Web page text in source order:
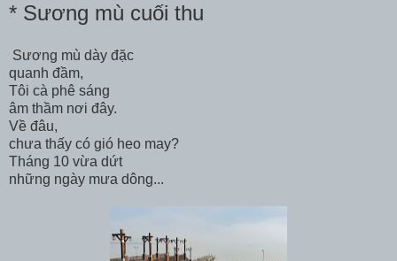
* Sương mù cuối thu
Sương mù dày đặc
quanh đầm,
Tôi cà phê sáng
âm thầm nơi đây.
Về đâu,
chưa thấy có gió heo may?
Tháng 10 vừa dứt
những ngày mưa dông...